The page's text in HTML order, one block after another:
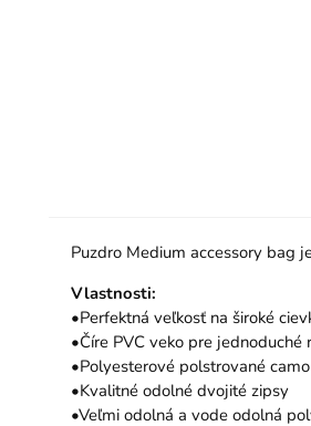
Puzdro Medium accessory bag
Vlastnosti:
•Perfektná veľkosť na široké
•Číre PVC veko pre jednoduché
•Polyesterové polstrované
•Kvalitné odolné dvojité zipsy
•Veľmi odolná a vode odolná